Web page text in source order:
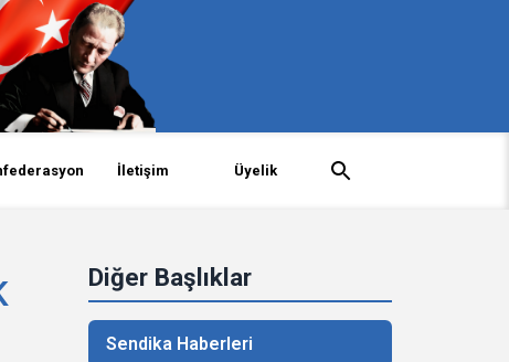
İletişim Üyelik
Diğer Başlıklar
Sendika Haberleri